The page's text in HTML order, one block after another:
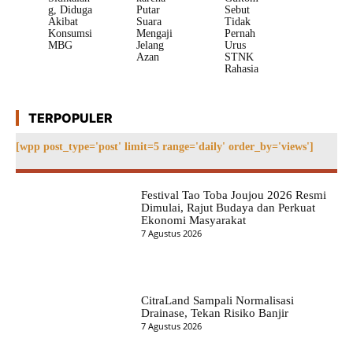
g, Diduga
Akibat
Konsumsi
MBG
Putar
Suara
Mengaji
Jelang
Azan
Sebut
Tidak
Pernah
Urus
STNK
Rahasia
TERPOPULER
[wpp post_type='post' limit=5 range='daily' order_by='views']
Festival Tao Toba Joujou 2026 Resmi
Dimulai, Rajut Budaya dan Perkuat
Ekonomi Masyarakat
7 Agustus 2026
CitraLand Sampali Normalisasi
Drainase, Tekan Risiko Banjir
7 Agustus 2026